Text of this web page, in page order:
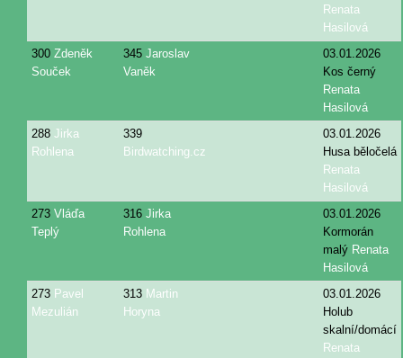
Renata
Hasilová
300 Zdeněk
Souček
345 Jaroslav
Vaněk
03.01.2026
Kos černý
Renata
Hasilová
288 Jirka
Rohlena
339
Birdwatching.cz
03.01.2026
Husa běločelá
Renata
Hasilová
273 Vláďa
Teplý
316 Jirka
Rohlena
03.01.2026
Kormorán
malý Renata
Hasilová
273 Pavel
Mezulián
313 Martin
Horyna
03.01.2026
Holub
skalní/domácí
Renata